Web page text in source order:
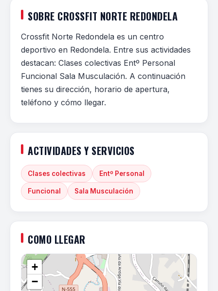
SOBRE CROSSFIT NORTE REDONDELA
Crossfit Norte Redondela es un centro
deportivo en Redondela. Entre sus actividades
destacan: Clases colectivas Entº Personal
Funcional Sala Musculación. A continuación
tienes su dirección, horario de apertura,
teléfono y cómo llegar.
ACTIVIDADES Y SERVICIOS
Clases colectivas Entº Personal
Funcional Sala Musculación
COMO LLEGAR
+
−